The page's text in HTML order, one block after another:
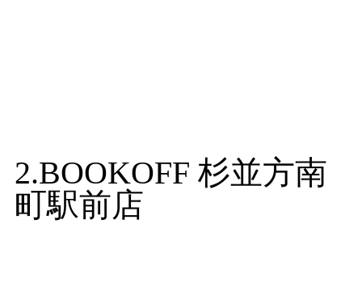
2.BOOKOFF 杉並方南
町駅前店